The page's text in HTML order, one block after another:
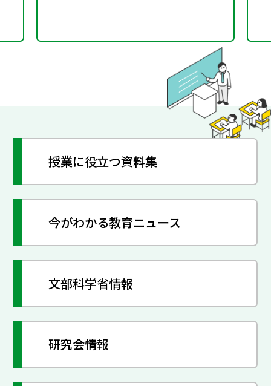
授業に役立つ資料集
今がわかる教育ニュース
文部科学省情報
研究会情報